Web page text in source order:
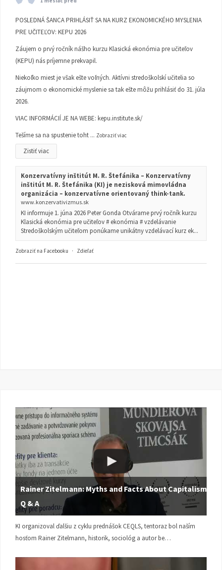
POSLEDNÁ ŠANCA PRIHLÁSIŤ SA NA KURZ EKONOMICKÉHO MYSLENIA
PRE UČITEĽOV: KEPU 2026
Záujem o prvý ročník nášho kurzu Klasická ekonómia pre učiteľov
(KEPU) nás príjemne prekvapil.
Niekoľko miest je však ešte voľných. Aktívni stredoškolskí učitelia so
záujmom o ekonomické myslenie sa tak ešte môžu prihlásiť do 31. júla
2026.
VIAC INFORMÁCIÍ JE NA WEBE: kepu.institute.sk/
Tešíme sa na spustenie toht ... Zobraziť viac
Zistiť viac
Konzervatívny inštitút M. R. Štefánika – Konzervatívny
inštitút M. R. Štefánika (KI) je nezisková mimovládna
organizácia – konzervatívne orientovaný think-tank.
www.konzervativizmus.sk
KI informuje 1. júna 2026 Peter Gonda Otvárame prvý ročník kurzu
Klasická ekonómia pre učiteľov # ekonómia # vzdelávanie
Stredoškolským učiteľom ponúkame unikátny vzdelávací kurz ek...
Zobraziť na Facebooku · Zdieľať
Rainer Zitelmann: Myths and Facts About Capitalism |
Q & A
KI organizoval ďalšiu z cyklu prednášok CEQLS, tentoraz bol naším
hosťom Rainer Zitelmann, historik, sociológ a autor be…